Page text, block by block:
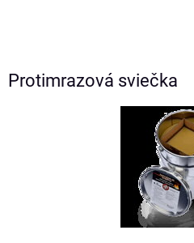
Protimrazová sviečka